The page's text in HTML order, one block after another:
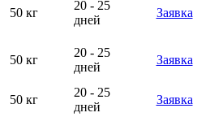
50 кг
20 - 25
дней
Заявка
50 кг
20 - 25
дней
Заявка
50 кг
20 - 25
дней
Заявка